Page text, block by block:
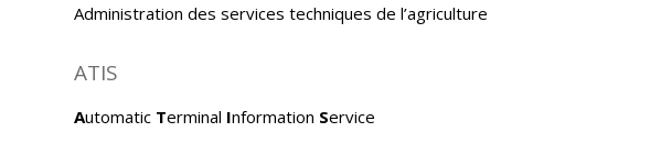
Administration des services techniques de l’agriculture
ATIS
Automatic Terminal Information Service